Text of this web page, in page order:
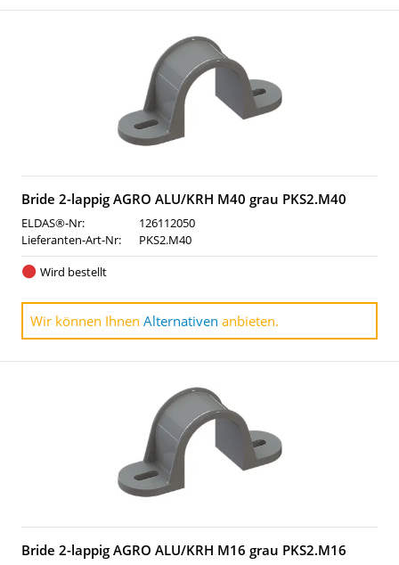
Bride 2-lappig AGRO ALU/KRH M40 grau PKS2.M40
ELDAS®-Nr:
126112050
Lieferanten-Art-Nr:
PKS2.M40
Wird bestellt
Wir können Ihnen Alternativen anbieten.
Bride 2-lappig AGRO ALU/KRH M16 grau PKS2.M16